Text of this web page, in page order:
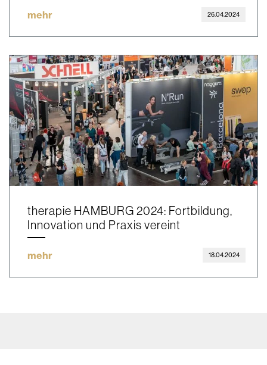
mehr 26.04.2024
therapie HAMBURG 2024: Fortbildung,
Innovation und Praxis vereint
mehr 18.04.2024